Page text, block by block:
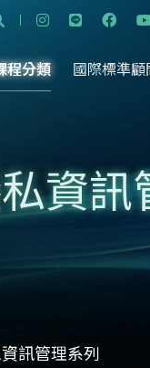
程分類 國際標準顧
資訊
訊管理系列